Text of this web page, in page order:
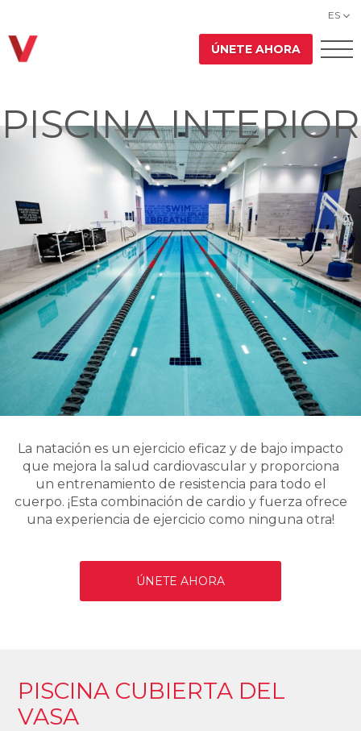
ES
ÚNETE AHORA
PISCINA INTERIOR
La natación es un ejercicio eficaz y de bajo impacto
que mejora la salud cardiovascular y proporciona
un entrenamiento de resistencia para todo el
cuerpo. ¡Esta combinación de cardio y fuerza ofrece
una experiencia de ejercicio como ninguna otra!
ÚNETE AHORA
PISCINA CUBIERTA DEL
VASA